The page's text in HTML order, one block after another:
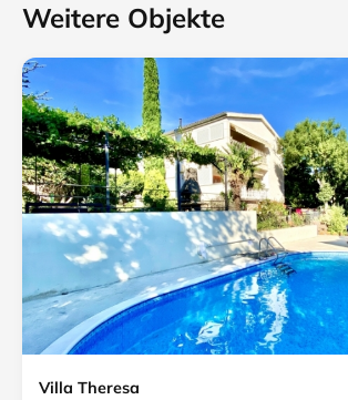
Weitere Objekte
Villa Theresa